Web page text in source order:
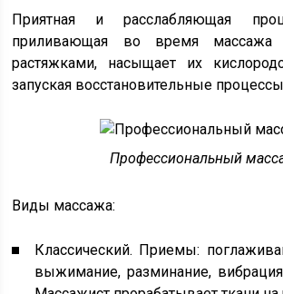
Приятная и расслабляющая
приливающая во время
растяжками, насыщает их
запуская восстановительные
Профессиональный
Виды массажа:
Классический. Приемы:
выжимание, разминание,